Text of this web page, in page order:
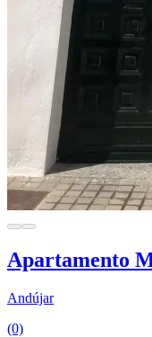
Apartamento
Andújar
(0)